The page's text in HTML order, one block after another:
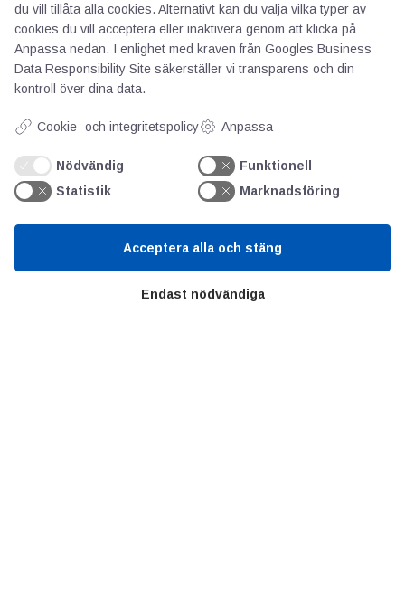
Priser
Kontakt
GDPR
Kunskapscentrum
SIFU
Chalmers Industriteknik
du vill tillåta alla cookies. Alternativt kan du välja vilka typer av
cookies du vill acceptera eller inaktivera genom att klicka på
Anpassa nedan. I enlighet med kraven från Googles Business
Data Responsibility Site säkerställer vi transparens och din
kontroll över dina data.
Cookie- och integritetspolicy Anpassa
Nödvändig
Funktionell
Statistik
Marknadsföring
Endast nödvändiga
Acceptera alla och stäng